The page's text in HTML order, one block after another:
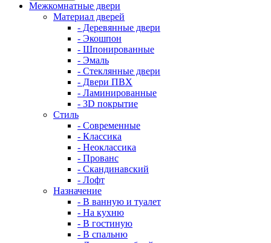
Межкомнатные двери
Материал дверей
- Деревянные двери
- Экошпон
- Шпонированные
- Эмаль
- Стеклянные двери
- Двери ПВХ
- Ламинированные
- 3D покрытие
Стиль
- Современные
- Классика
- Неоклассика
- Прованс
- Скандинавский
- Лофт
Назначение
- В ванную и туалет
- На кухню
- В гостиную
- В спальню